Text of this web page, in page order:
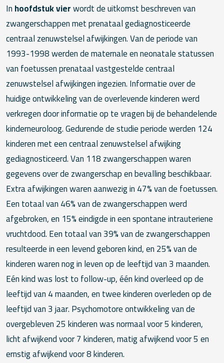
Inhoofdstuk vierwordt de uitkomst beschreven van
zwangerschappen met prenataal gediagnosticeerde
centraal zenuwstelsel afwijkingen. Van de periode van
1993-1998 werden de maternale en neonatale statussen
van foetussen prenataal vastgestelde centraal
zenuwstelsel afwijkingen ingezien. Informatie over de
huidige ontwikkeling van de overlevende kinderen werd
verkregen door informatie op te vragen bij de behandelende
kinderneuroloog. Gedurende de studie periode werden 124
kinderen met een centraal zenuwstelsel afwijking
gediagnosticeerd. Van 118 zwangerschappen waren
gegevens over de zwangerschap en bevalling beschikbaar.
Extra afwijkingen waren aanwezig in 47% van de foetussen.
Een totaal van 46% van de zwangerschappen werd
afgebroken, en 15% eindigde in een spontane intrauteriene
vruchtdood. Een totaal van 39% van de zwangerschappen
resulteerde in een levend geboren kind, en 25% van de
kinderen waren nog in leven op de leeftijd van 3 maanden.
Eén kind was lost to follow-up, één kind overleed op de
leeftijd van 4 maanden, en twee kinderen overleden op de
leeftijd van 3 jaar. Psychomotore ontwikkeling van de
overgebleven 25 kinderen was normaal voor 5 kinderen,
licht afwijkend voor 7 kinderen, matig afwijkend voor 5 en
ernstig afwijkend voor 8 kinderen.